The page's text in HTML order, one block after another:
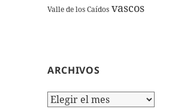
Valle de los Caídos vascos
ARCHIVOS
Archivos